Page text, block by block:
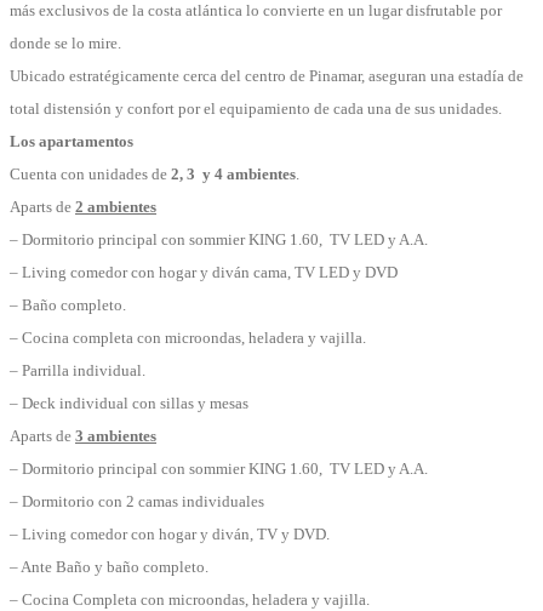
más exclusivos de la costa atlántica lo convierte en un lugar disfrutable por
donde se lo mire.
Ubicado estratégicamente cerca del centro de Pinamar, aseguran una estadía de
total distensión y confort por el equipamiento de cada una de sus unidades.
Los apartamentos
Cuenta con unidades de 2, 3 y 4 ambientes.
Aparts de 2 ambientes
– Dormitorio principal con sommier KING 1.60, TV LED y A.A.
– Living comedor con hogar y diván cama, TV LED y DVD
– Baño completo.
– Cocina completa con microondas, heladera y vajilla.
– Parrilla individual.
– Deck individual con sillas y mesas
Aparts de 3 ambientes
– Dormitorio principal con sommier KING 1.60, TV LED y A.A.
– Dormitorio con 2 camas individuales
– Living comedor con hogar y diván, TV y DVD.
– Ante Baño y baño completo.
– Cocina Completa con microondas, heladera y vajilla.